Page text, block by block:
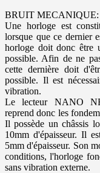
BRUIT MECANIQUE:
Une horloge est
lorsque que ce dernier
horloge doit donc être
possible. Afin de ne
cette dernière doit
possible. Il est
vibration.
Le lecteur NANO
reprend donc les
Il possède un châssis
10mm d'épaisseur. Il
5mm d'épaisseur. Son
conditions, l'horloge
sans vibration externe.